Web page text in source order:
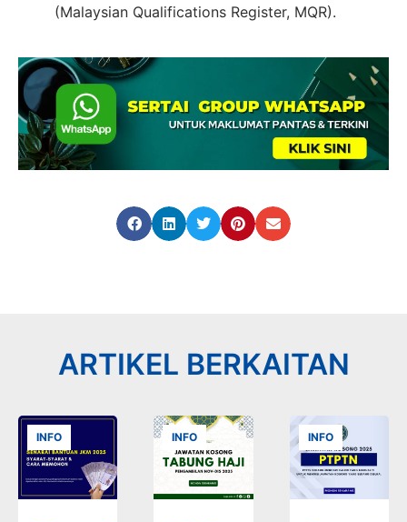
(Malaysian Qualifications Register, MQR).
ARTIKEL BERKAITAN
INFO INFO INFO